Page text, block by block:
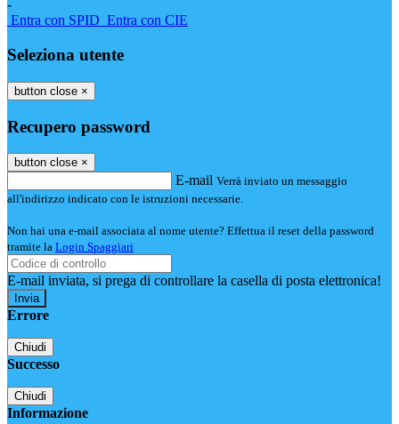
-
Entra con SPID Entra con CIE
Seleziona utente
button close ×
Recupero password
button close ×
E-mail Verrà inviato un messaggio
all'indirizzo indicato con le istruzioni necessarie.
Non hai una e-mail associata al nome utente? Effettua il reset della password
tramite la Login Spaggiari
E-mail inviata, si prega di controllare la casella di posta elettronica!
Errore
Chiudi
Successo
Chiudi
Informazione